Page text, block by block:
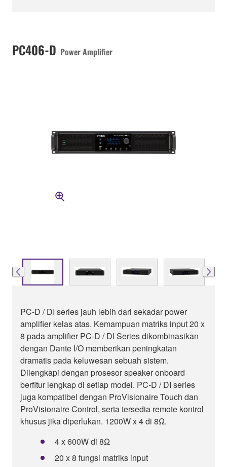
PC406-D Power Amplifier
PC-D / DI series jauh lebih dari sekadar power
amplifier kelas atas. Kemampuan matriks input 20 x
8 pada amplifier PC-D / DI Series dikombinasikan
dengan Dante I/O memberikan peningkatan
dramatis pada keluwesan sebuah sistem.
Dilengkapi dengan prosesor speaker onboard
berfitur lengkap di setiap model. PC-D / DI series
juga kompatibel dengan ProVisionaire Touch dan
ProVisionaire Control, serta tersedia remote kontrol
khusus jika diperlukan. 1200W x 4 di 8Ω.
4 x 600W di 8Ω
20 x 8 fungsi matriks input